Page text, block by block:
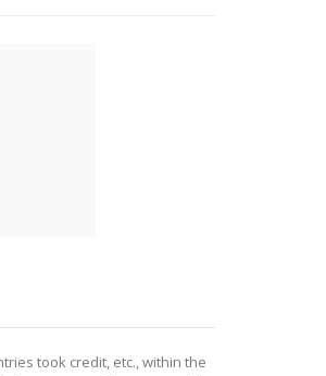
took credit, etc., within the